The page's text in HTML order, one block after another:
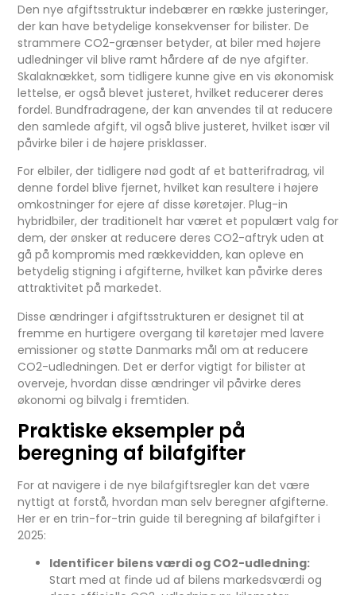
Den nye afgiftsstruktur indebærer en række justeringer,
der kan have betydelige konsekvenser for bilister. De
strammere CO2-grænser betyder, at biler med højere
udledninger vil blive ramt hårdere af de nye afgifter.
Skalaknækket, som tidligere kunne give en vis økonomisk
lettelse, er også blevet justeret, hvilket reducerer deres
fordel. Bundfradragene, der kan anvendes til at reducere
den samlede afgift, vil også blive justeret, hvilket især vil
påvirke biler i de højere prisklasser.
For elbiler, der tidligere nød godt af et batterifradrag, vil
denne fordel blive fjernet, hvilket kan resultere i højere
omkostninger for ejere af disse køretøjer. Plug-in
hybridbiler, der traditionelt har været et populært valg for
dem, der ønsker at reducere deres CO2-aftryk uden at
gå på kompromis med rækkevidden, kan opleve en
betydelig stigning i afgifterne, hvilket kan påvirke deres
attraktivitet på markedet.
Disse ændringer i afgiftsstrukturen er designet til at
fremme en hurtigere overgang til køretøjer med lavere
emissioner og støtte Danmarks mål om at reducere
CO2-udledningen. Det er derfor vigtigt for bilister at
overveje, hvordan disse ændringer vil påvirke deres
økonomi og bilvalg i fremtiden.
Praktiske eksempler på
beregning af bilafgifter
For at navigere i de nye bilafgiftsregler kan det være
nyttigt at forstå, hvordan man selv beregner afgifterne.
Her er en trin-for-trin guide til beregning af bilafgifter i
2025:
Identificer bilens værdi og CO2-udledning:
Start med at finde ud af bilens markedsværdi og